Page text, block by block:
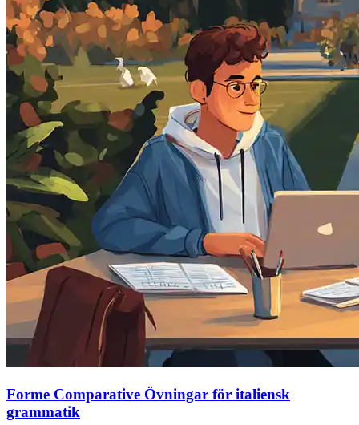
Forme Comparative Övningar för italiensk
grammatik